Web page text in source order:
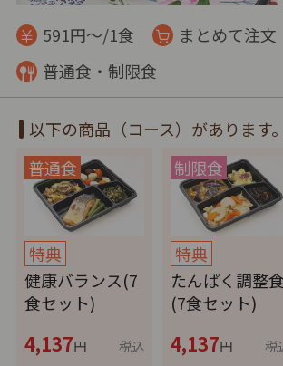
591円～/1食
まとめて注文
普通食・制限食
以下の商品（コース）があります。
特典
健康バランス(7
食セット)
4,137円 税込
特典
たんぱく調整食
(7食セット)
4,137円 税